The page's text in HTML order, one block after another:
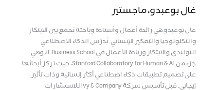
غال بوعبدو، ماجستير
غال بوعبدو هي رائدة أعمال وأستاذة وباحثة تجمع بين الابتكار
والتكنولوجيا والتفكير الإنساني. تُدرّس الذكاء الاصطناعي
التوليدي والابتكار وريادة الأعمال في IE Business School، وهي
جزء من Stanford Collaboratory for Human & AI، حيث تركز أبحاثها
على تصميم تطبيقات ذكاء اصطناعي أكثر إنسانية وذات تأثير
إيجابي. قبل تأسيس شركة Ivy & Company للاستشارات